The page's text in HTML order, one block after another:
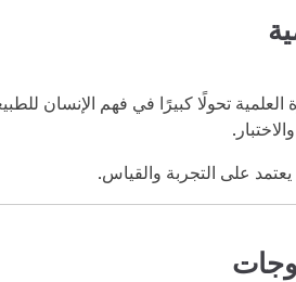
تحولًا كبيرًا في فهم الإنسان
على التجربة والقياس.